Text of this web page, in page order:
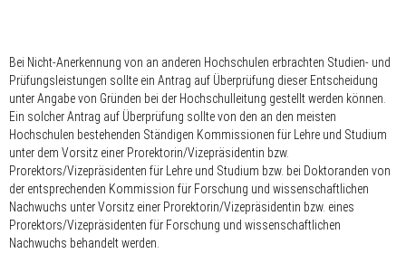
Bei Nicht-Anerkennung von an anderen Hochschulen erbrachten Studien- und
Prüfungsleistungen sollte ein Antrag auf Überprüfung dieser Entscheidung
unter Angabe von Gründen bei der Hochschulleitung gestellt werden können.
Ein solcher Antrag auf Überprüfung sollte von den an den meisten
Hochschulen bestehenden Ständigen Kommissionen für Lehre und Studium
unter dem Vorsitz einer Prorektorin/Vizepräsidentin bzw.
Prorektors/Vizepräsidenten für Lehre und Studium bzw. bei Doktoranden von
der entsprechenden Kommission für Forschung und wissenschaftlichen
Nachwuchs unter Vorsitz einer Prorektorin/Vizepräsidentin bzw. eines
Prorektors/Vizepräsidenten für Forschung und wissenschaftlichen
Nachwuchs behandelt werden.